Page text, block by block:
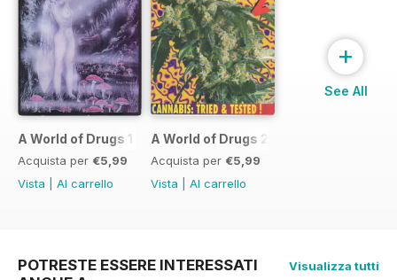
A World of Drugs 1
Acquista per €5,99
Vista
Al carrello
A World of Drugs 2
Acquista per €5,99
Vista
Al carrello
+
See All
POTRESTE ESSERE INTERESSATI
Visualizza tutti